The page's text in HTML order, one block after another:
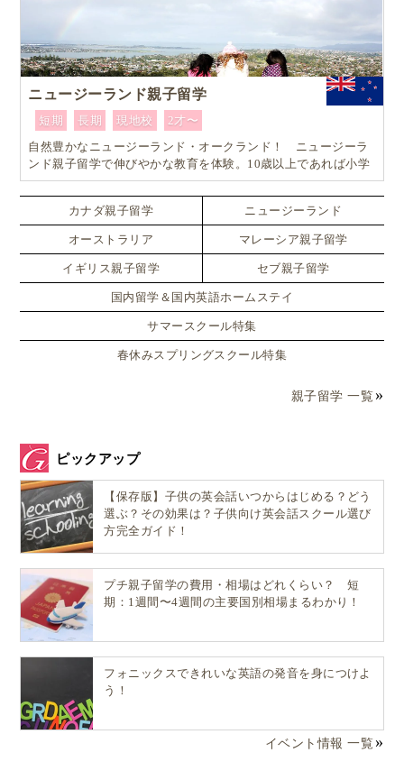
生徒たちはアメのかわりに小さい人形を使って答えを
考えます。
答えが出たら、それぞれのペアがどのように問題を解
いるのですが、導き方が違っていて、みんなそれぞれ
算数が苦手だった子が「僕は数学者だよ！」
どのように答えを見出すのかを考え、実際に物を動か
し、数えながら学習する仕方は、子供にとって面白く
もあり、算数の理念を身に付けることができる学習方
算数が苦手だった生徒がALiMクラスを受講して、『I
am a mathematician!（僕は数学者だよ！）』と言うほ
どになるんですよ
という先生の言葉。
て、素晴らしい！ 生徒はどんどん積極的になってい
って、算数を得意分野にしてくれたらと思います。
ニュージーランド親子留学
短期 長期 現地校
2才〜
自然豊かなニュージーランド・オークランド！ ニュージーラ
ンド親子留学で伸びやかな教育を体験。10歳以上であれば小学
生でも単身留学可能なスペシャルプラン！！
カナダ親子留学 ニュージーランド
オーストラリア マレーシア親子留学
イギリス親子留学 セブ親子留学
国内留学＆国内英語ホームステイ
サマースクール特集
春休みスプリングスクール特集
親子留学 一覧
ピックアップ
【保存版】子供の英会話いつからはじめる？どう
選ぶ？その効果は？子供向け英会話スクール選び
方完全ガイド！
プチ親子留学の費用・相場はどれくらい？ 短
期：1週間〜4週間の主要国別相場まるわかり！
フォニックスできれいな英語の発音を身につけよ
う！
イベント情報 一覧